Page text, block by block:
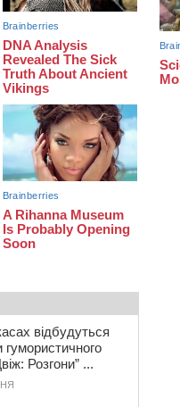
за незаконні зміни
на посаду
інтернату
видворили з
який відсидів
відбудуться
гумористичного
Розгони” ...